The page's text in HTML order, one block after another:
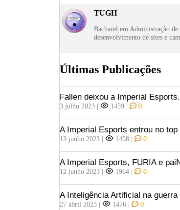
TUGH
Bacharel em Administração
desenvolvimento de sites e
Últimas Publicações
Fallen deixou a Imperial
3 julho 2023 | 1459 | 0
A Imperial Esports entrou no
13 junho 2023 | 1498 | 0
A Imperial Esports, FURIA e
12 junho 2023 | 1964 | 0
A Inteligência Artificial na
27 abril 2023 | 1476 | 0